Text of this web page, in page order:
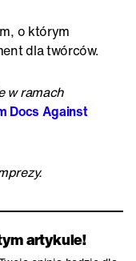
o którym
dla twórców.
w ramach
Docs Against
artykule!